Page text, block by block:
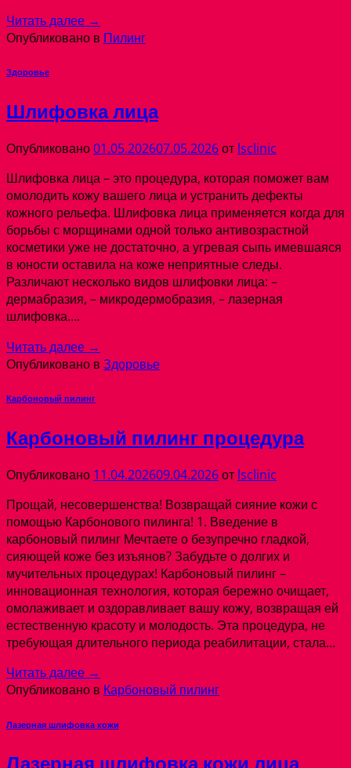
Читать далее →
Опубликовано в Пилинг
Здоровье
Шлифовка лица
Опубликовано01.05.202607.05.2026от lsclinic
Шлифовка лица – это процедура, которая поможет вам
омолодить кожу вашего лица и устранить дефекты
кожного рельефа. Шлифовка лица применяется когда для
борьбы с морщинами одной только антивозрастной
косметики уже не достаточно, а угревая сыпь имевшаяся
в юности оставила на коже неприятные следы.
Различают несколько видов шлифовки лица: –
дермабразия, – микродермобразия, – лазерная
шлифовка….
Читать далее →
Опубликовано в Здоровье
Карбоновый пилинг
Карбоновый пилинг процедура
Опубликовано 11.04.202609.04.2026от lsclinic
Прощай, несовершенства! Возвращай сияние кожи с
помощью Карбонового пилинга! 1. Введение в
карбоновый пилинг Мечтаете о безупречно гладкой,
сияющей коже без изъянов? Забудьте о долгих и
мучительных процедурах! Карбоновый пилинг –
инновационная технология, которая бережно очищает,
омолаживает и оздоравливает вашу кожу, возвращая ей
естественную красоту и молодость. Эта процедура, не
требующая длительного периода реабилитации, стала…
Читать далее →
Опубликовано в Карбоновый пилинг
Лазерная шлифовка кожи